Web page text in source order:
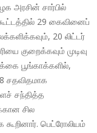
அரசின் சார்பில்
29 கைவினைப்
20 லிட்டர்
குறைக்கவும் முடிவு
பூங்காக்களில்,
சதவிதமாக
சந்தித்த
சில
கூறினார். பெட்ரோலியம்